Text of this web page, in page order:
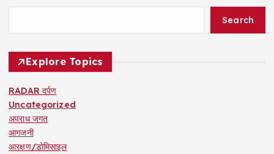
Search
Explore Topics
RADAR दर्पण
Uncategorized
अपराध जगत
आगजनी
आरक्षण/डोमिसाइल